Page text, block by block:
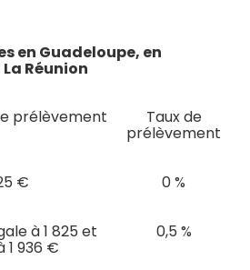
en Guadeloupe, en
Réunion
prélèvement Taux de
prélèvement
€ 0 %
à 1 825 et
1 936 €
0,5 %